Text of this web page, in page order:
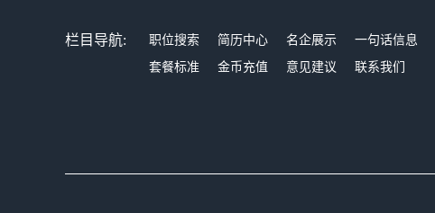
栏目导航: 职位搜索 简历中心 名企展示 一句话信息
套餐标准
金币充值 意见建议 联系我们